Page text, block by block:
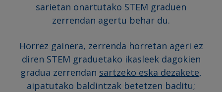
sarietan onartutako STEM graduen
zerrendan agertu behar du.
Horrez gainera, zerrenda horretan ageri ez
diren STEM graduetako ikasleek dagokien
gradua zerrendan sartzeko eska dezakete,
aipatutako baldintzak betetzen baditu;